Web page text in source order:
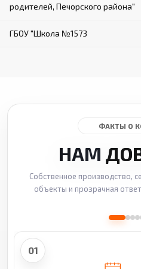
родителей, Печорского района"
ГБОУ "Школа №1573
ФАКТЫ О
НАМ
Собственное производство,
объекты и прозрачная
01